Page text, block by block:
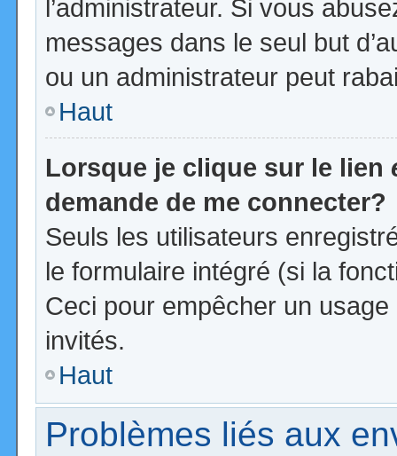
l’administrateur. Si vous
messages dans le seul but
ou un administrateur peut
Haut
Lorsque je clique sur le lien
demande de me connecter?
Seuls les utilisateurs
le formulaire intégré (si la
Ceci pour empêcher un
invités.
Haut
Problèmes liés aux